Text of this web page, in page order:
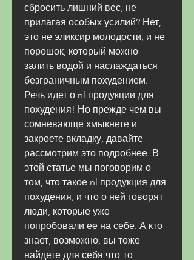
сбросить лишний вес, не
прилагая особых усилий? Нет,
это не эликсир молодости, и не
порошок, который можно
залить водой и наслаждаться
безграничным похудением.
Речь идет о nl продукции для
похудения! Но прежде чем вы
сомневающе хмыкнете и
закроете вкладку, давайте
рассмотрим это подробнее. В
этой статье мы поговорим о
том, что такое nl продукция для
похудения, и что о ней говорят
люди, которые уже
попробовали ее на себе. А кто
знает, возможно, вы тоже
найдете для себя что-то